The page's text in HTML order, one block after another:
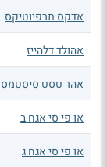
אדקס תרפיוטיקס
אהולד דלהייז
אהר טסט סיסטמס
או פי סי אגח ב
או פי סי אגח ג